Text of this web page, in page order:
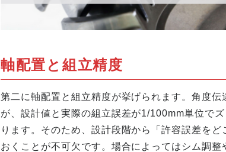
軸配置と組立精度
第二に軸配置と組立精度が挙げられます。角度
が、設計値と実際の組立誤差が1/100mm単位で
ります。そのため、設計段階から「許容誤差を
おくことが不可欠です。場合によってはシム調